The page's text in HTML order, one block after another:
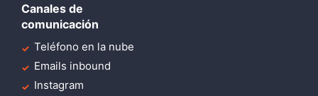
Canales de
comunicación
Teléfono en la nube
Emails inbound
Instagram